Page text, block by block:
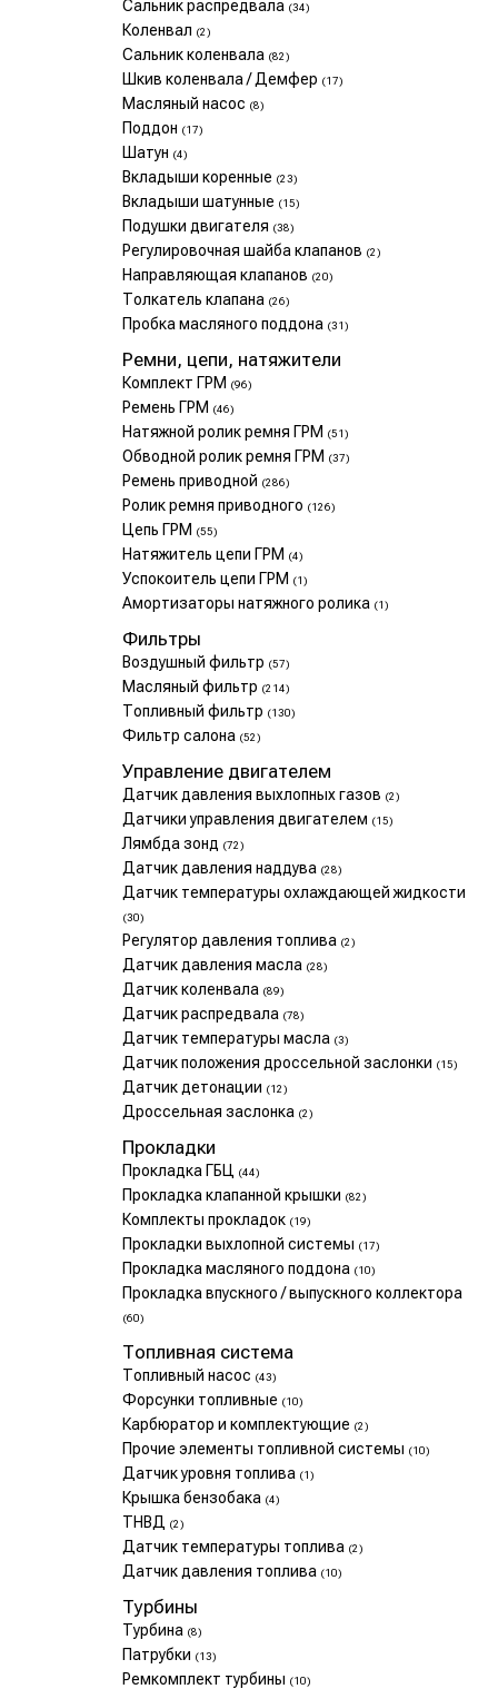
Сальник распредвала (34)
Коленвал (2)
Сальник коленвала (82)
Шкив коленвала / Демфер (17)
Масляный насос (8)
Поддон (17)
Шатун (4)
Вкладыши коренные (23)
Вкладыши шатунные (15)
Подушки двигателя (38)
Регулировочная шайба клапанов (2)
Направляющая клапанов (20)
Толкатель клапана (26)
Пробка масляного поддона (31)
Ремни, цепи, натяжители
Комплект ГРМ (96)
Ремень ГРМ (46)
Натяжной ролик ремня ГРМ (51)
Обводной ролик ремня ГРМ (37)
Ремень приводной (286)
Ролик ремня приводного (126)
Цепь ГРМ (55)
Натяжитель цепи ГРМ (4)
Успокоитель цепи ГРМ (1)
Амортизаторы натяжного ролика (1)
Фильтры
Воздушный фильтр (57)
Масляный фильтр (214)
Топливный фильтр (130)
Фильтр салона (52)
Управление двигателем
Датчик давления выхлопных газов (2)
Датчики управления двигателем (15)
Лямбда зонд (72)
Датчик давления наддува (28)
Датчик температуры охлаждающей жидкости
(30)
Регулятор давления топлива (2)
Датчик давления масла (28)
Датчик коленвала (89)
Датчик распредвала (78)
Датчик температуры масла (3)
Датчик положения дроссельной заслонки (15)
Датчик детонации (12)
Дроссельная заслонка (2)
Прокладки
Прокладка ГБЦ (44)
Прокладка клапанной крышки (82)
Комплекты прокладок (19)
Прокладки выхлопной системы (17)
Прокладка масляного поддона (10)
Прокладка впускного / выпускного коллектора
(60)
Топливная система
Топливный насос (43)
Форсунки топливные (10)
Карбюратор и комплектующие (2)
Прочие элементы топливной системы (10)
Датчик уровня топлива (1)
Крышка бензобака (4)
ТНВД (2)
Датчик температуры топлива (2)
Датчик давления топлива (10)
Турбины
Турбина (8)
Патрубки (13)
Ремкомплект турбины (10)